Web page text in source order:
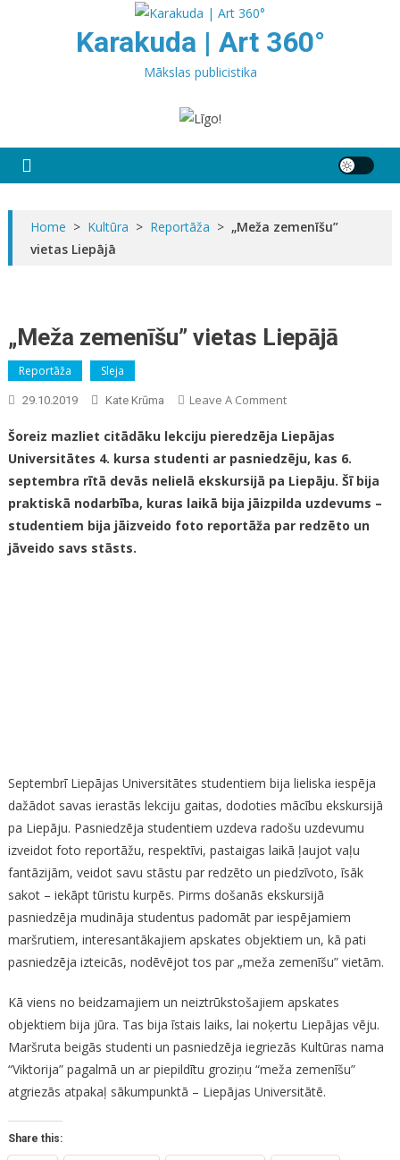
Karakuda | Art 360°
Mākslas publicistika
Home > Kultūra > Reportāža > „Meža zemenīšu”
vietas Liepājā
„Meža zemenīšu” vietas Liepājā
Reportāža Sleja
29.10.2019 Kate Krūma Leave A CommentOn
Zemenīšu”
Vietas
Liepājā
Šoreiz mazliet citādāku lekciju pieredzēja Liepājas
Universitātes 4. kursa studenti ar pasniedzēju, kas 6.
septembra rītā devās nelielā ekskursijā pa Liepāju. Šī bija
praktiskā nodarbība, kuras laikā bija jāizpilda uzdevums –
studentiem bija jāizveido foto reportāža par redzēto un
jāveido savs stāsts.
Septembrī Liepājas Universitātes studentiem bija lieliska iespēja
dažādot savas ierastās lekciju gaitas, dodoties mācību ekskursijā
pa Liepāju. Pasniedzēja studentiem uzdeva radošu uzdevumu
izveidot foto reportāžu, respektīvi, pastaigas laikā ļaujot vaļu
fantāzijām, veidot savu stāstu par redzēto un piedzīvoto, īsāk
sakot – iekāpt tūristu kurpēs. Pirms došanās ekskursijā
pasniedzēja mudināja studentus padomāt par iespējamiem
maršrutiem, interesantākajiem apskates objektiem un, kā pati
pasniedzēja izteicās, nodēvējot tos par „meža zemenīšu” vietām.
Kā viens no beidzamajiem un neiztrūkstošajiem apskates
objektiem bija jūra. Tas bija īstais laiks, lai noķertu Liepājas vēju.
Maršruta beigās studenti un pasniedzēja iegriezās Kultūras nama
“Viktorija” pagalmā un ar piepildītu groziņu “meža zemenīšu”
atgriezās atpakaļ sākumpunktā – Liepājas Universitātē.
Share this: